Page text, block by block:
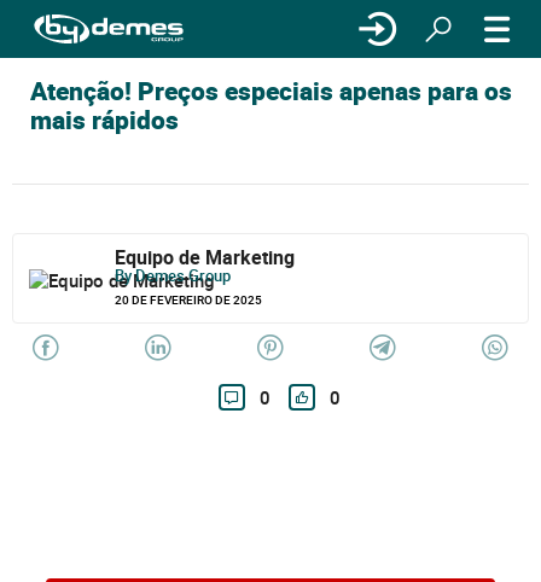
Atenção! Preços especiais apenas para os
mais rápidos
Equipo de Marketing
By Demes Group
20 DE FEVEREIRO DE 2025
0 0